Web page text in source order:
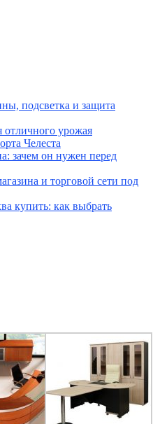
подсветка и защита
отличного урожая
Челеста
зачем он нужен перед
и торговой сети под
купить: как выбрать